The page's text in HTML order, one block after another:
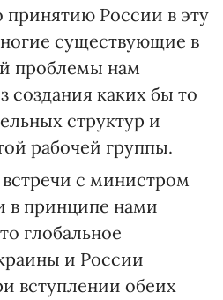
принятию России в эту
существующие в
проблемы нам
создания каких бы то
структур и
рабочей группы.
с министром
в принципе нами
глобальное
и России
вступлении обеих